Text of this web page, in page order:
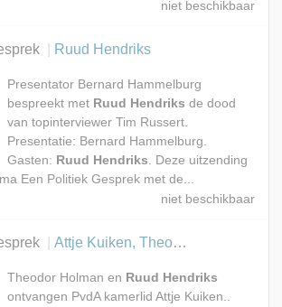
Ruud Hendriks
Presentator Bernard Hammelburg
bespreekt met Ruud Hendriks de dood
van topinterviewer Tim Russert.
Presentatie: Bernard Hammelburg.
Gasten: Ruud Hendriks. Deze uitzending
Een Politiek Gesprek met de...
Attje Kuiken, Theodor Holman en Ruud Hendriks
Theodor Holman en Ruud Hendriks
ontvangen PvdA kamerlid Attje Kuiken..